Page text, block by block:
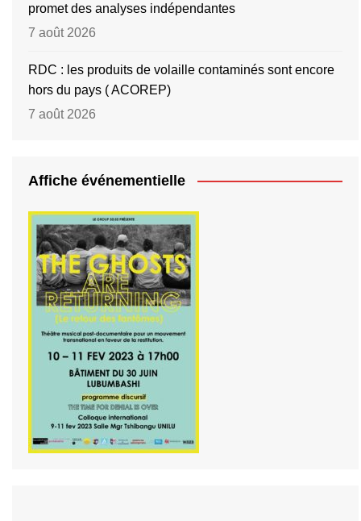
promet des analyses indépendantes
7 août 2026
RDC : les produits de volaille contaminés sont encore
hors du pays ( ACOREP)
7 août 2026
Affiche événementielle